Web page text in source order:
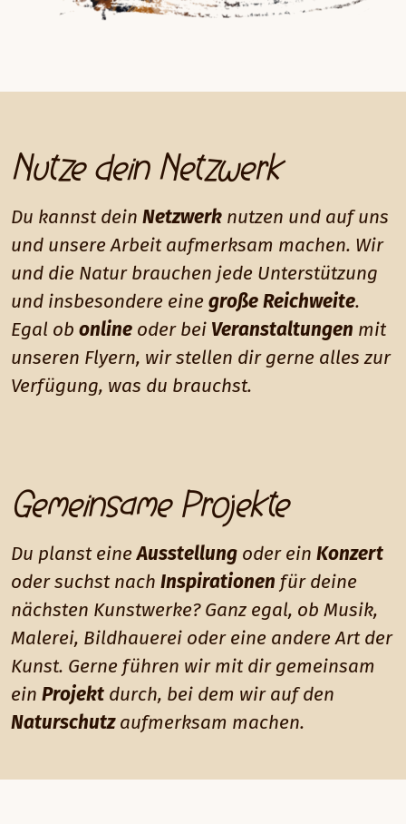
Nutze dein Netzwerk
Du kannst dein Netzwerk nutzen und auf uns
und unsere Arbeit aufmerksam machen. Wir
und die Natur brauchen jede Unterstützung
und insbesondere eine große Reichweite.
Egal ob online oder bei Veranstaltungen mit
unseren Flyern, wir stellen dir gerne alles zur
Verfügung, was du brauchst.
Gemeinsame Projekte
Du planst eineAusstellung oder ein Konzert
oder suchst nach Inspirationen für deine
nächsten Kunstwerke? Ganz egal, ob Musik,
Malerei, Bildhauerei oder eine andere Art der
Kunst. Gerne führen wir mit dir gemeinsam
ein Projekt durch, bei dem wir auf den
Naturschutzaufmerksam machen.